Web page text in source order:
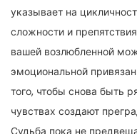
указывает на
сложности и
вашей возлюбленной
эмоциональной
того, чтобы снова быть
чувствах создают
Судьба пока не